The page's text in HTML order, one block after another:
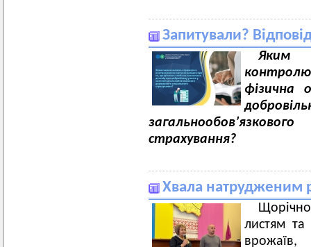
Запитували?
Яким
фізична
страхування?
Хвала натрудженим
листям та